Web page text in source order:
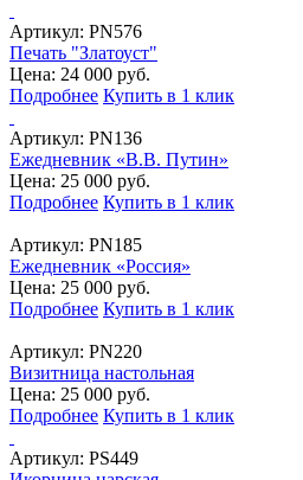
Артикул: PN576
Печать "Златоуст"
Цена: 24 000 руб.
Подробнее Купить в 1 клик
Артикул: PN136
Ежедневник «В.В. Путин»
Цена: 25 000 руб.
Подробнее Купить в 1 клик
Артикул: PN185
Ежедневник «Россия»
Цена: 25 000 руб.
Подробнее Купить в 1 клик
Артикул: PN220
Визитница настольная
Цена: 25 000 руб.
Подробнее Купить в 1 клик
Артикул: PS449